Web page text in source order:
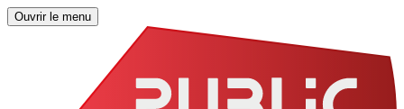
Ouvrir le menu